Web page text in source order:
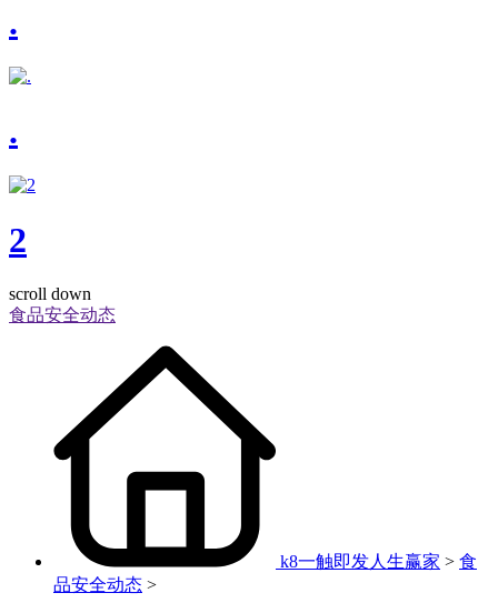
.
.
2
scroll down
食品安全动态
k8一触即发人生赢家 > 食
品安全动态 >